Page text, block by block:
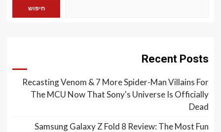
חיפוש
Recent Posts
Recasting Venom & 7 More Spider-Man Villains For
The MCU Now That Sony's Universe Is Officially
Dead
Samsung Galaxy Z Fold 8 Review: The Most Fun